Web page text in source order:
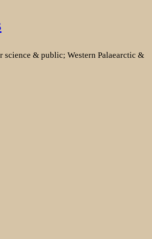
science & public; Western Palaearctic &